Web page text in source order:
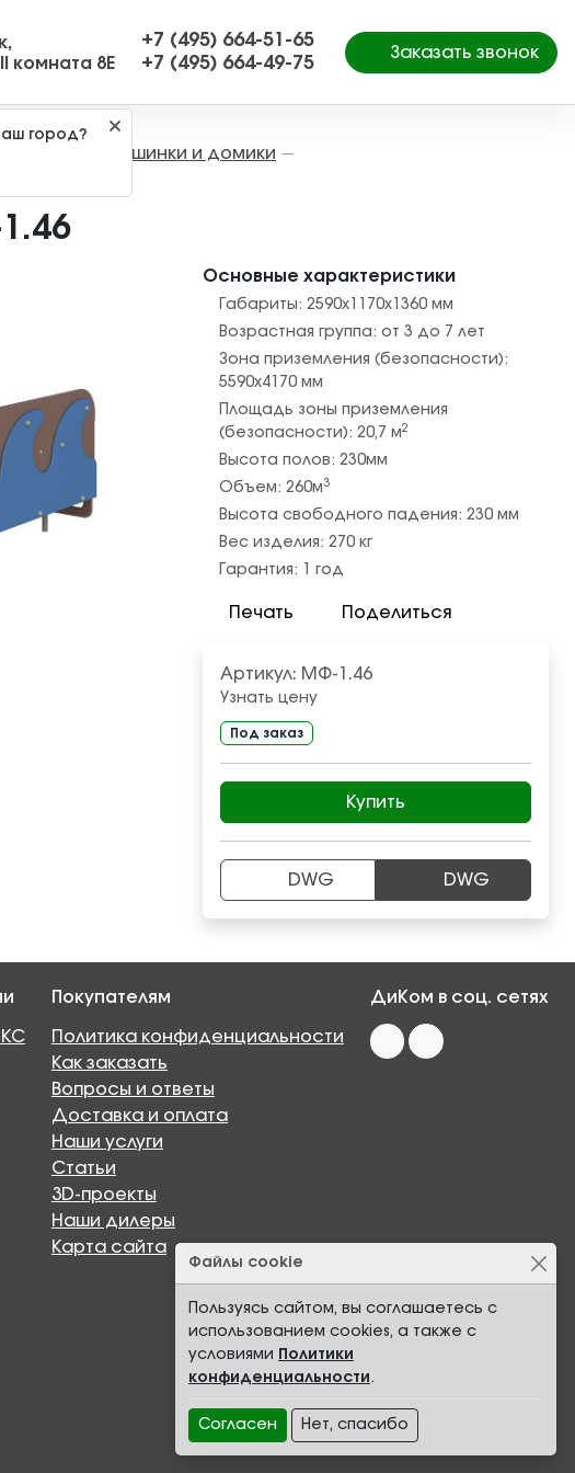
комната 8Е
город?
+7 (495) 664-51-65
+7 (495) 664-49-75
Заказать звонок
Машинки и домики —
Основные характеристики
Габариты: 2590х1170х1360 мм
Возрастная группа: от 3 до 7 лет
Зона приземления (безопасности):
5590х4170 мм
Площадь зоны приземления
(безопасности): 20,7 м2
Высота полов: 230мм
Объем: 260м3
Высота свободного падения: 230мм
Вес изделия: 270 кг
Гарантия:
1 год
Печать Поделиться
Артикул: МФ-1.46
Узнать цену
Под заказ
Купить
DWG DWG
Файлы cookie
Пользуясь сайтом, вы соглашаетесь с
использованием cookies, а также с
условиями Политики
конфиденциальности.
Согласен Нет, спасибо
Покупателям
Политика конфиденциальности
Как заказать
Вопросы и ответы
Доставка и оплата
Наши услуги
Статьи
3D-проекты
Наши дилеры
Карта сайта
ДиКом в соц. сетях